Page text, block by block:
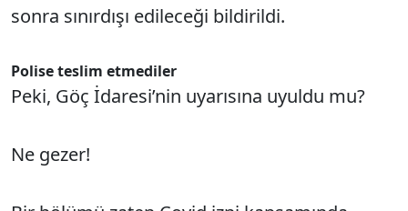
sonra sınırdışı edileceği bildirildi.
Polise teslim etmediler
Peki, Göç İdaresi’nin uyarısına uyuldu mu?
Ne gezer!